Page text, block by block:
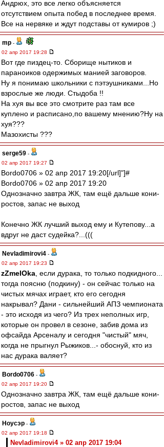
Андрюх, это все легко объясняется
отсутствием опыта побед в последнее время.
Все на нервяке и ждут подставы от кумиров ;)
mp -
02 апр 2017 19:28
Вот где пиздец-то. Сборище нытиков и
параноиков одержимых манией заговоров.
Ну я понимаю школьники с пэтэушниками...Но
взрослые же люди. Стыдоба !!
На хуя вы все это смотрите раз там все
куплено и расписано,по вашему мнению?Ну на
хуя???
Мазохисты ???
serge59 -
02 апр 2017 19:27
Bordo0706 » 02 апр 2017 19:20[/url]"]#
Bordo0706 » 02 апр 2017 19:20
Однозначно завтра ЖК, там ещё дальше кони-
ростов, запас не выход
Конечно ЖК лучший выход ему и Кутепову...а
вдруг не даст судейка?...(((
Nevladimirovi4 -
02 апр 2017 19:23
zZmeIOka , если дурака, то только подкидного...
тогда поясню (подкину) - он сейчас только на
чистых мячах играет, кто его сегодня
накрывал? Дани - сильнейший АПЗ чемпионата
- это исходя из чего? Из трех неполных игр,
которые он провел в сезоне, забив дома из
офсайда Арсеналу и сегодня "чистый" мяч,
когда не прыгнул Рыжиков...- обоснуй, кто из
нас дурака валяет?
Bordo0706 -
02 апр 2017 19:20
Однозначно завтра ЖК, там ещё дальше кони-
ростов, запас не выход
Ноусэр -
02 апр 2017 19:18
Nevladimirovi4 » 02 апр 2017 19:04